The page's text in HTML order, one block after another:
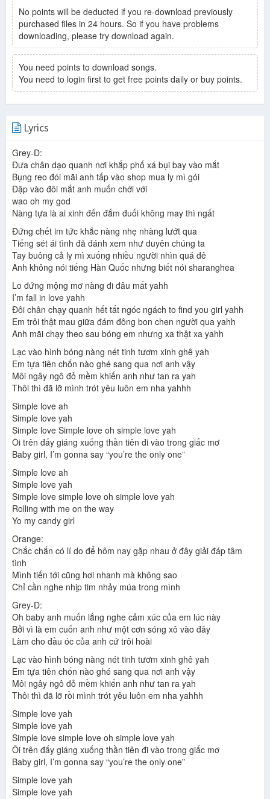
No points will be deducted if you re-download previously
purchased files in 24 hours. So if you have problems
downloading, please try download again.
You need points to download songs.
You need to login first to get free points daily or buy points.
Lyrics
Grey-D:
Đưa chân dạo quanh nơi khắp phố xá bụi bay vào mắt
Bụng reo đói mãi anh tấp vào shop mua ly mì gói
Đập vào đôi mắt anh muốn chới với
wao oh my god
Nàng tựa là ai xinh đến đắm đuối không may thì ngất
Đứng chết im tức khắc nàng nhẹ nhàng lướt qua
Tiếng sét ái tình đã đánh xem như duyên chúng ta
Tay buông cả ly mì xuống nhiều người nhìn quá đê
Anh không nói tiếng Hàn Quốc nhưng biết nói sharanghea
Lo đứng mộng mơ nàng đi đâu mất yahh
I’m fall in love yahh
Đôi chân chạy quanh hết tất ngóc ngách to find you girl yahh
Em trôi thật mau giữa đám đông bon chen người qua yahh
Anh mãi chạy theo sau bóng em nhưng xa thật xa yahh
Lạc vào hình bóng nàng nét tinh tươm xinh ghê yah
Em tựa tiên chốn nào ghé sang qua nơi anh vậy
Môi ngây ngô đỏ mềm khiến anh như tan ra yah
Thôi thì đã lỡ mình trót yêu luôn em nha yahhh
Simple love ah
Simple love yah
Simple love Simple love oh simple love yah
Ôi trên đấy giáng xuống thần tiên đi vào trong giấc mơ
Baby girl, I’m gonna say “you’re the only one”
Simple love ah
Simple love yah
Simple love simple love oh simple love yah
Rolling with me on the way
Yo my candy girl
Orange:
Chắc chắn có lí do để hôm nay gặp nhau ở đây giải đáp tâm
tình
Mình tiến tới cũng hơi nhanh mà không sao
Chỉ cần nghe nhịp tim nhảy múa trong mình
Grey-D:
Oh baby anh muốn lắng nghe cảm xúc của em lúc này
Bởi vì là em cuốn anh như một cơn sóng xô vào đây
Làm cho đầu óc của anh cứ trôi hoài
Lạc vào hình bóng nàng nét tinh tươm xinh ghê yah
Em tựa tiên chốn nào ghé sang qua nơi anh vậy
Môi ngây ngô đỏ mềm khiến anh như tan ra yah
Thôi thì đã lỡ rồi mình trót yêu luôn em nha yahhh
Simple love yah
Simple love yah
Simple love simple love oh simple love yah
Ôi trên đấy giáng xuống thần tiên đi vào trong giấc mơ
Baby girl, I’m gonna say “you’re the only one”
Simple love yah
Simple love yah